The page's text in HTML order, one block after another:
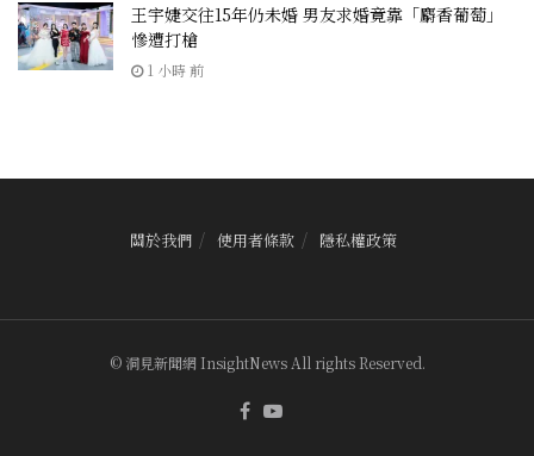
王宇婕交往15年仍未婚 男友求婚竟靠「麝香葡萄」
慘遭打槍
1 小時 前
關於我們 使用者條款 隱私權政策
© 洞見新聞網 InsightNews All rights Reserved.